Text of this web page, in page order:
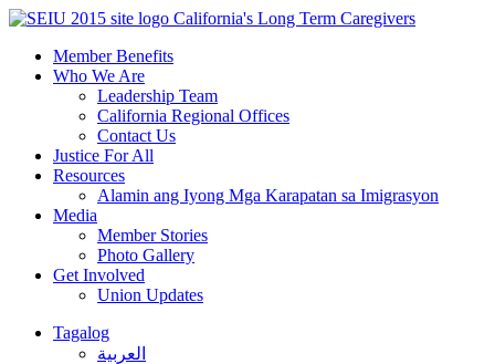
Skip
content
California's Long Term Caregivers
Member Benefits
Who We Are
Leadership Team
California Regional Offices
Contact Us
Justice For All
Resources
Alamin ang Iyong Mga Karapatan sa Imigrasyon
Media
Member Stories
Photo Gallery
Get Involved
Union Updates
Tagalog
العربية